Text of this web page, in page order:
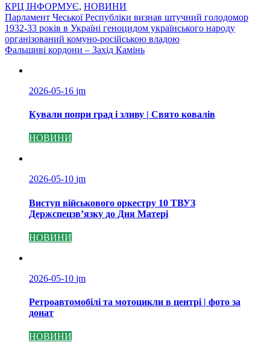
КРЦ ІНФОРМУЄ, НОВИНИ
Навігація
записів
Парламент Чеської Республіки визнав штучний голодомор
1932-33 років в Україні геноцидом українського народу
організований комуно-російською владою
Фальшиві кордони – Захід Камінь
2026-05-16 jm
Кували попри град і зливу | Свято ковалів
НОВИНИ
2026-05-10 jm
Виступ військового оркестру 10 ТВУЗ
Держспецзв’язку до Дня Матері
НОВИНИ
2026-05-10 jm
Ретроавтомобілі та мотоцикли в центрі | фото за
донат
НОВИНИ